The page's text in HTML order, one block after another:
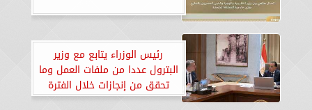
رئيس الوزراء يتابع مع وزير
البترول عددا من ملفات العمل وما
تحقق من إنجازات خلال الفترة
الماضية